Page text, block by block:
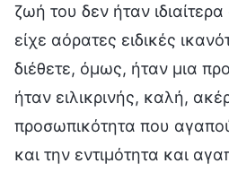
ζωή του δεν ήταν
είχε αόρατες ειδικές
διέθετε, όμως, ήταν μια
ήταν ειλικρινής, καλή,
προσωπικότητα που
και την εντιμότητα και